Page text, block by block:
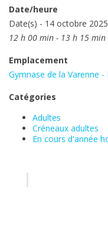
Date/heure
Date(s) - 14 octobre 2025
12 h 00 min - 13 h 15 min
Emplacement
Gymnase de la Varenne -
Catégories
Adultes
Créneaux adultes
En cours d'année